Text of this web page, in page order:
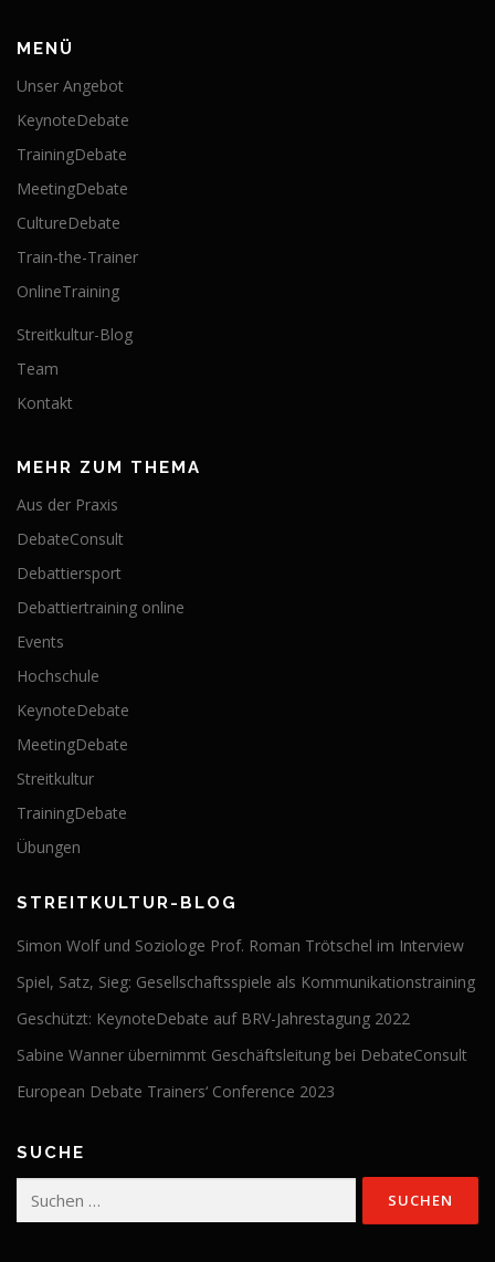
MENÜ
Unser Angebot
KeynoteDebate
TrainingDebate
MeetingDebate
CultureDebate
Train-the-Trainer
OnlineTraining
Streitkultur-Blog
Team
Kontakt
MEHR ZUM THEMA
Aus der Praxis
DebateConsult
Debattiersport
Debattiertraining online
Events
Hochschule
KeynoteDebate
MeetingDebate
Streitkultur
TrainingDebate
Übungen
STREITKULTUR-BLOG
Simon Wolf und Soziologe Prof. Roman Trötschel im Interview
Spiel, Satz, Sieg: Gesellschaftsspiele als Kommunikationstraining
Geschützt: KeynoteDebate auf BRV-Jahrestagung 2022
Sabine Wanner übernimmt Geschäftsleitung bei DebateConsult
European Debate Trainers‘ Conference 2023
SUCHE
Suchen